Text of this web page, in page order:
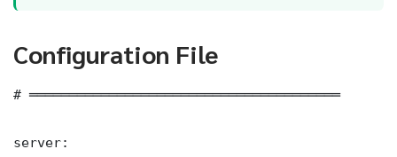
Configuration File
# ═══════════════════════════════════════
server: